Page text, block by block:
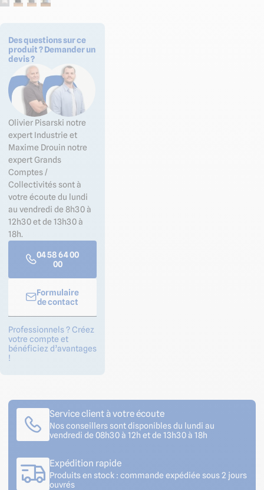
Des questions sur ce
produit ? Demander un
devis ?
Olivier Pisarski notre
expert Industrie et
Maxime Drouin notre
expert Grands
Comptes /
Collectivités sont à
votre écoute du lundi
au vendredi de 8h30 à
12h30 et de 13h30 à
18h.
04 58 64 00
00
Formulaire
de contact
Professionnels ? Créez
votre compte et
bénéficiez d’avantages
!
Service client à votre écoute
Nos conseillers sont disponibles du lundi au
vendredi de 08h30 à 12h et de 13h30 à 18h
Expédition rapide
Produits en stock : commande expédiée sous 2 jours
ouvrés